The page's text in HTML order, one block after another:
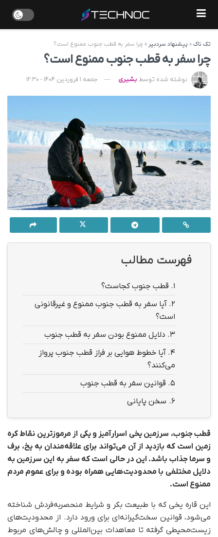
تک ناک» پیشنهاد سردبیر » چرا سفر به قطب جنوب ممنوع است؟
چرا سفر به قطب جنوب ممنوع است؟
نوشته شده توسط بشیری جمعه 1 فروردین 1404 - 12:30
فهرست مطالب
1. قطب جنوب کجاست؟
2. آیا سفر به قطب جنوب ممنوع و غیرقانونی
است؟
3. دلایل ممنوع بودن سفر به قطب جنوب
4. آیا خطوط هوایی بر فراز قطب جنوب پرواز
می‌کنند؟
5. قوانین سفر به قطب جنوب
6. سخن پایانی
قطب جنوب، سرزمین یخی اسرارآمیز و یکی از مرموزترین نقاط کره
زمین است که بازدید از آن می‌تواند برای علاقه‌مندان به یخ، برف
و سرما جذاب باشد. این در حالی است که سفر به این سرزمین به
دلایل مختلفی با محدودیت‌هایی همراه بوده و برای عموم مردم
ممنوع است.
این قاره یخی که با طبیعت بکر و شرایط منحصربه‌فردش شناخته
می‌شود، قوانین سخت‌گیرانه‌ای برای ورود دارد. از محدودیت‌های
زیست‌محیطی گرفته تا معاهدات بین‌المللی و چالش‌های مربوط